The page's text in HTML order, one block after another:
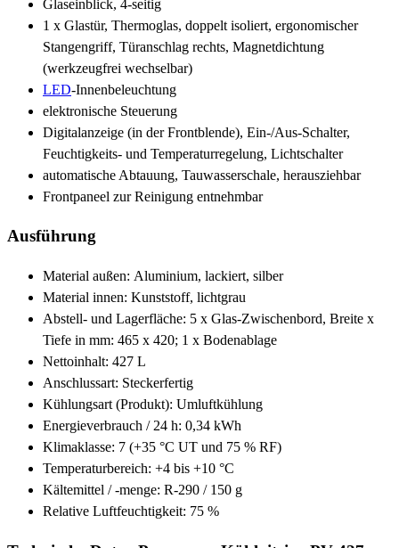
Glaseinblick, 4-seitig
1 x Glastür, Thermoglas, doppelt isoliert, ergonomischer
Stangengriff, Türanschlag rechts, Magnetdichtung
(werkzeugfrei wechselbar)
LED-Innenbeleuchtung
elektronische Steuerung
Digitalanzeige (in der Frontblende), Ein-/Aus-Schalter,
Feuchtigkeits- und Temperaturregelung, Lichtschalter
automatische Abtauung, Tauwasserschale, herausziehbar
Frontpaneel zur Reinigung entnehmbar
Ausführung
Material außen: Aluminium, lackiert, silber
Material innen: Kunststoff, lichtgrau
Abstell- und Lagerfläche: 5 x Glas-Zwischenbord, Breite x
Tiefe in mm: 465 x 420; 1 x Bodenablage
Nettoinhalt: 427 L
Anschlussart: Steckerfertig
Kühlungsart (Produkt): Umluftkühlung
Energieverbrauch / 24 h: 0,34 kWh
Klimaklasse: 7 (+35 °C UT und 75 % RF)
Temperaturbereich: +4 bis +10 °C
Kältemittel / -menge: R-290 / 150 g
Relative Luftfeuchtigkeit: 75 %